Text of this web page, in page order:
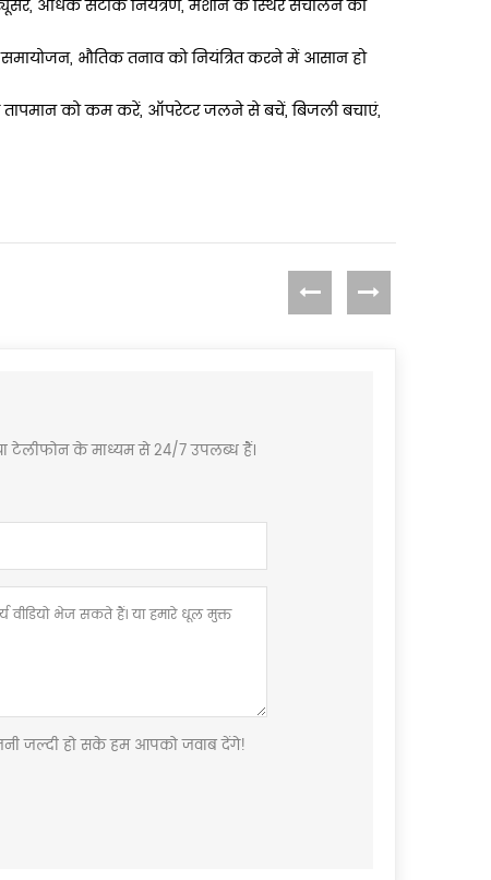
रेड्यूसर, अधिक सटीक नियंत्रण, मशीन के स्थिर संचालन की
भौतिक तनाव को नियंत्रित करने में आसान हो
को कम करें, ऑपरेटर जलने से बचें, बिजली बचाएं,
के माध्यम से 24/7 उपलब्ध हैं।
जल्दी हो सके हम आपको जवाब देंगे!